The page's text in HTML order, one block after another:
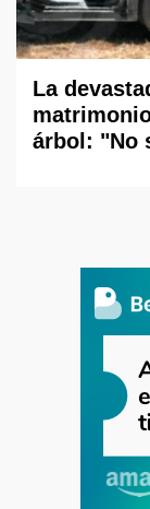
La
árbol: "No